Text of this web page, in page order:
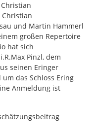
Christian
und Martin Hammerl
großen Repertoire
hat sich
Pinzl, dem
seinen Eringer
das Schloss Ering
Anmeldung ist